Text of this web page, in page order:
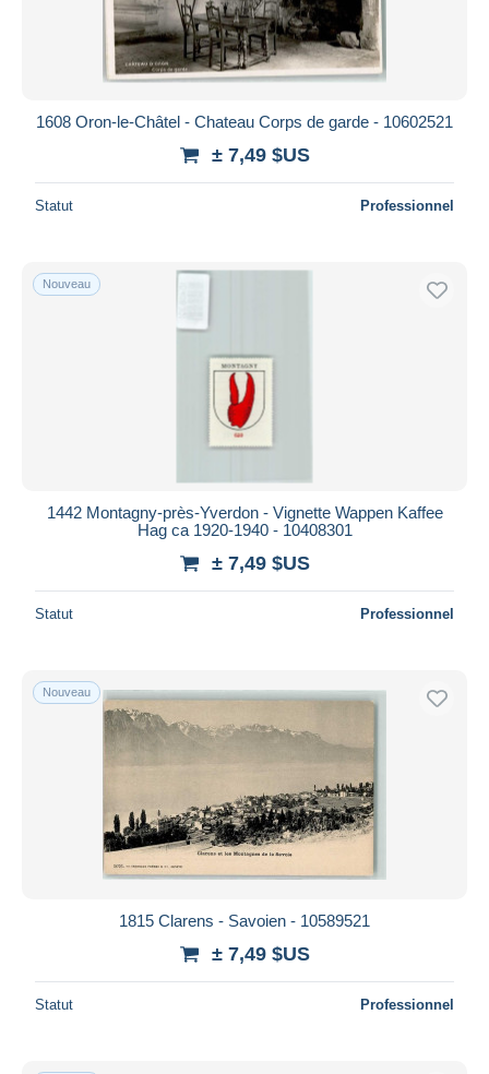
1608 Oron-le-Châtel - Chateau Corps de garde - 10602521
± 7,49 $US
Statut Professionnel
Nouveau
1442 Montagny-près-Yverdon - Vignette Wappen Kaffee
Hag ca 1920-1940 - 10408301
± 7,49 $US
Statut Professionnel
Nouveau
1815 Clarens - Savoien - 10589521
± 7,49 $US
Statut Professionnel